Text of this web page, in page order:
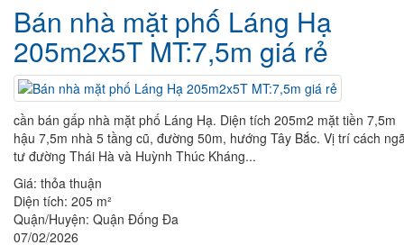
Bán nhà mặt phố Láng Hạ
205m2x5T MT:7,5m giá rẻ
cần bán gấp nhà mặt phố Láng Hạ. Diện tích 205m2 mặt tiền 7,5m
hậu 7,5m nhà 5 tầng cũ, đường 50m, hướng Tây Bắc. Vị trí cách
tư đường Thái Hà và Huỳnh Thúc Kháng...
Giá: thỏa thuận
Diện tích: 205 m²
Quận/Huyện: Quận Đống Đa
07/02/2026